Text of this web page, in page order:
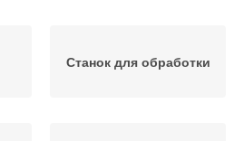
Станок для обработки